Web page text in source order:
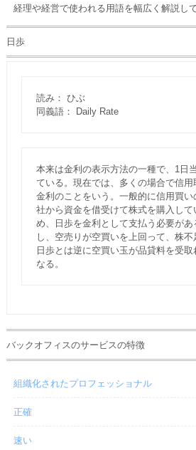
経理や経営で使われる用語を幅広く解説して
日歩
読み： ひぶ
同義語： Daily Rate
本来は金利の表示方法の一種で、1日
ている。現在では、多くの場合で信
金利のことをいう。一般的に信用買
社から資金を借受けて株式を購入して
め、日歩を金利として支払う必要が
し、空売りが空買いを上回って、株不
日歩とは逆に空買い玉が品貸料を受取
なる。
バックオフィスのサービスの特徴
組織化されたプロフェッショナル
正確
速い